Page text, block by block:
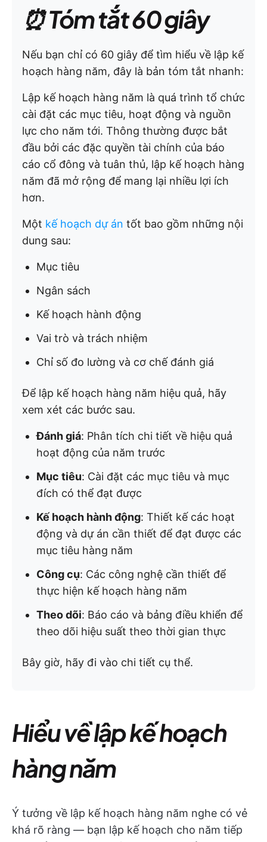
⏰ Tóm tắt 60 giây
Nếu bạn chỉ có 60 giây để tìm hiểu về lập kế
hoạch hàng năm, đây là bản tóm tắt nhanh:
Lập kế hoạch hàng năm là quá trình tổ chức
cài đặt các mục tiêu, hoạt động và nguồn
lực cho năm tới. Thông thường được bắt
đầu bởi các đặc quyền tài chính của báo
cáo cổ đông và tuân thủ, lập kế hoạch hàng
năm đã mở rộng để mang lại nhiều lợi ích
hơn.
Một kế hoạch dự án tốt bao gồm những nội
dung sau:
Mục tiêu
Ngân sách
Kế hoạch hành động
Vai trò và trách nhiệm
Chỉ số đo lường và cơ chế đánh giá
Để lập kế hoạch hàng năm hiệu quả, hãy
xem xét các bước sau.
Đánh giá: Phân tích chi tiết về hiệu quả
hoạt động của năm trước
Mục tiêu: Cài đặt các mục tiêu và mục
đích có thể đạt được
Kế hoạch hành động: Thiết kế các hoạt
động và dự án cần thiết để đạt được các
mục tiêu hàng năm
Công cụ: Các công nghệ cần thiết để
thực hiện kế hoạch hàng năm
Theo dõi: Báo cáo và bảng điều khiển để
theo dõi hiệu suất theo thời gian thực
Bây giờ, hãy đi vào chi tiết cụ thể.
Hiểu về lập kế hoạch
hàng năm
Ý tưởng về lập kế hoạch hàng năm nghe có vẻ
khá rõ ràng — bạn lập kế hoạch cho năm tiếp